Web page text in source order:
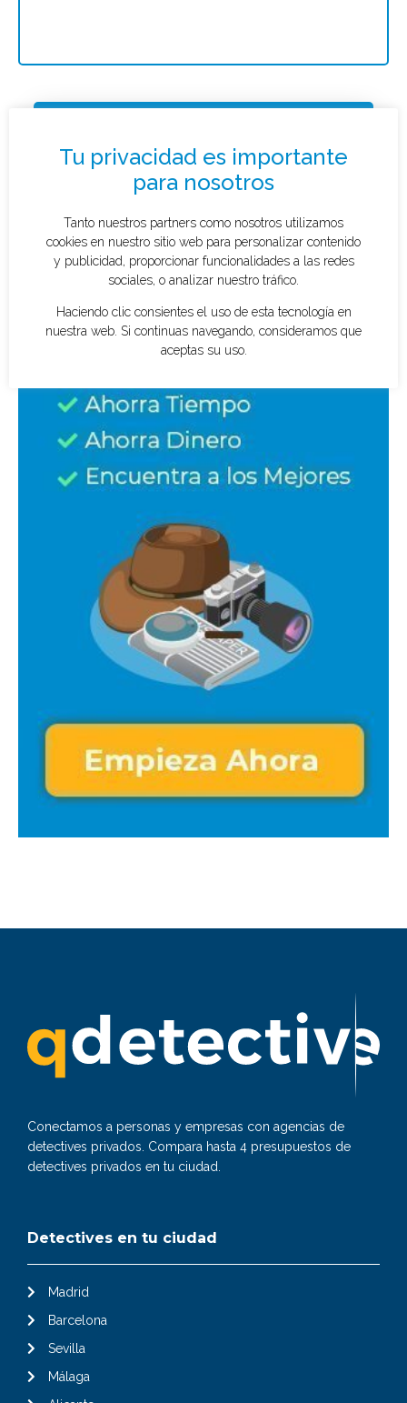
Conectamos a personas y empresas con agencias de
detectives privados. Compara hasta 4 presupuestos de
detectives privados en tu ciudad.
Detectives en tu ciudad
Madrid
Barcelona
Sevilla
Málaga
¿Qué tipo de caso quieres investigar?